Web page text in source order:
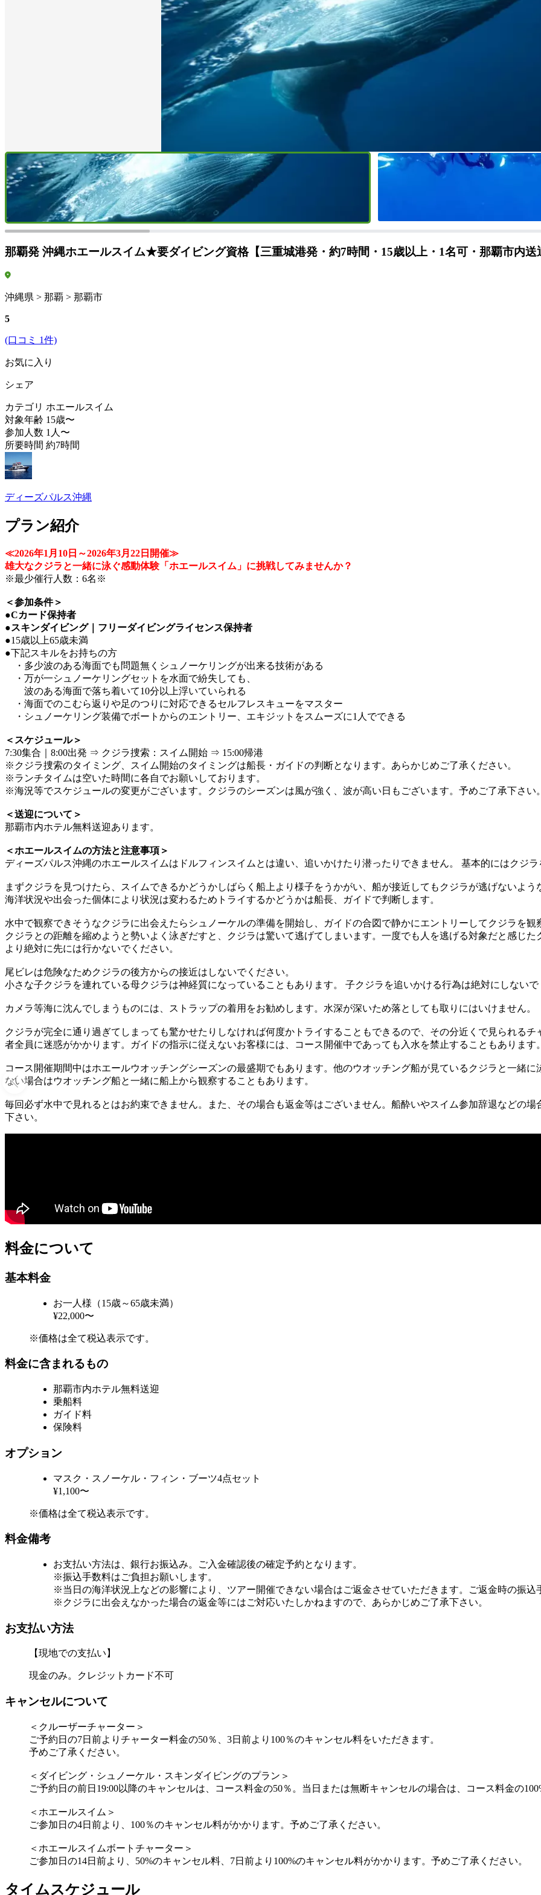
那覇発 沖縄ホエールスイム★要ダイビング資格【三重城港発・約7時間・15歳以上・1名可・那覇市内送
沖縄県 > 那覇 > 那覇市
5
(口コミ 1件)
お気に入り
シェア
カテゴリ ホエールスイム
対象年齢 15歳〜
参加人数 1人〜
所要時間 約7時間
ディーズパルス沖縄
プラン紹介
≪2026年1月10日～2026年3月22日開催≫
雄大なクジラと一緒に泳ぐ感動体験「ホエールスイム」に挑戦してみませんか？
※最少催行人数：6名※
＜参加条件＞
●Cカード保持者
●スキンダイビング｜フリーダイビングライセンス保持者
●15歳以上65歳未満
●下記スキルをお持ちの方
・多少波のある海面でも問題無くシュノーケリングが出来る技術がある
・万が一シュノーケリングセットを水面で紛失しても、
波のある海面で落ち着いて10分以上浮いていられる
・海面でのこむら返りや足のつりに対応できるセルフレスキューをマスター
・シュノーケリング装備でボートからのエントリー、エキジットをスムーズに1人でできる
＜スケジュール＞
7:30集合｜8:00出発 ⇒ クジラ捜索：スイム開始 ⇒ 15:00帰港
※クジラ捜索のタイミング、スイム開始のタイミングは船長・ガイドの判断となります。あらかじめご了承ください。
※ランチタイムは空いた時間に各自でお願いしております。
※海況等でスケジュールの変更がございます。クジラのシーズンは風が強く、波が高い日もございます。予めご了承下さい
＜送迎について＞
那覇市内ホテル無料送迎あります。
＜ホエールスイムの方法と注意事項＞
ディーズパルス沖縄のホエールスイムはドルフィンスイムとは違い、追いかけたり潜ったりできません。 基本的にはクジ
まずクジラを見つけたら、スイムできるかどうかしばらく船上より様子をうかがい、船が接近してもクジラが逃げないよ
海洋状況や出会った個体により状況は変わるためトライするかどうかは船長、ガイドで判断します。
水中で観察できそうなクジラに出会えたらシュノーケルの準備を開始し、ガイドの合図で静かにエントリーしてクジラを観
クジラとの距離を縮めようと勢いよく泳ぎだすと、クジラは驚いて逃げてしまいます。一度でも人を逃げる対象だと感じ
より絶対に先には行かないでください。
尾ビレは危険なためクジラの後方からの接近はしないでください。
小さな子クジラを連れている母クジラは神経質になっていることもあります。 子クジラを追いかける行為は絶対にしない
カメラ等海に沈んでしまうものには、ストラップの着用をお勧めします。水深が深いため落としても取りにはいけません。
クジラが完全に通り過ぎてしまっても驚かせたりしなければ何度かトライすることもできるので、その分近くで見られる
者全員に迷惑がかかります。ガイドの指示に従えないお客様には、コース開催中であっても入水を禁止することもあります
コース開催期間中はホエールウオッチングシーズンの最盛期でもあります。他のウオッチング船が見ているクジラと一緒
ない場合はウオッチング船と一緒に船上から観察することもあります。
毎回必ず水中で見れるとはお約束できません。また、その場合も返金等はございません。船酔いやスイム参加辞退などの
下さい。
料金について
基本料金
お一人様（15歳～65歳未満）
¥22,000〜
※価格は全て税込表示です。
料金に含まれるもの
那覇市内ホテル無料送迎
乗船料
ガイド料
保険料
オプション
マスク・スノーケル・フィン・ブーツ4点セット
¥1,100〜
※価格は全て税込表示です。
料金備考
お支払い方法は、銀行お振込み。ご入金確認後の確定予約となります。
※振込手数料はご負担お願いします。
※当日の海洋状況上などの影響により、ツアー開催できない場合はご返金させていただきます。ご返金時の振
※クジラに出会えなかった場合の返金等にはご対応いたしかねますので、あらかじめご了承下さい。
お支払い方法
【現地での支払い】
現金のみ。クレジットカード不可
キャンセルについて
＜クルーザーチャーター＞
ご予約日の7日前よりチャーター料金の50％、3日前より100％のキャンセル料をいただきます。
予めご了承ください。
＜ダイビング・シュノーケル・スキンダイビングのプラン＞
ご予約日の前日19:00以降のキャンセルは、コース料金の50％。当日または無断キャンセルの場合は、コース料金の
＜ホエールスイム＞
ご参加日の4日前より、100％のキャンセル料がかかります。予めご了承ください。
＜ホエールスイムボートチャーター＞
ご参加日の14日前より、50%のキャンセル料、7日前より100%のキャンセル料がかかります。予めご了承ください。
タイムスケジュール